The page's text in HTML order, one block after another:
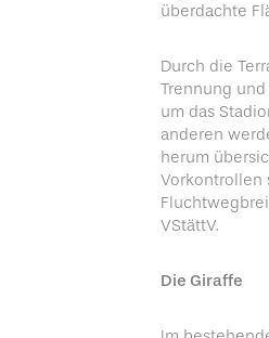
überdachte
Durch die
Trennung
um das
anderen
herum
Vorkontrollen
VStättV.
Die Giraffe